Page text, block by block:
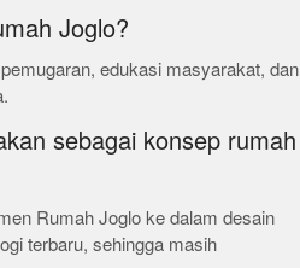
Joglo?
edukasi masyarakat, dan
sebagai konsep rumah
Rumah Joglo ke dalam desain
terbaru, sehingga masih